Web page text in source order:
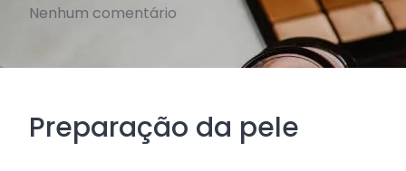
Nenhum comentário
Preparação da pele